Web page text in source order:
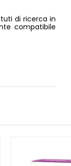
di ricerca in
compatibile